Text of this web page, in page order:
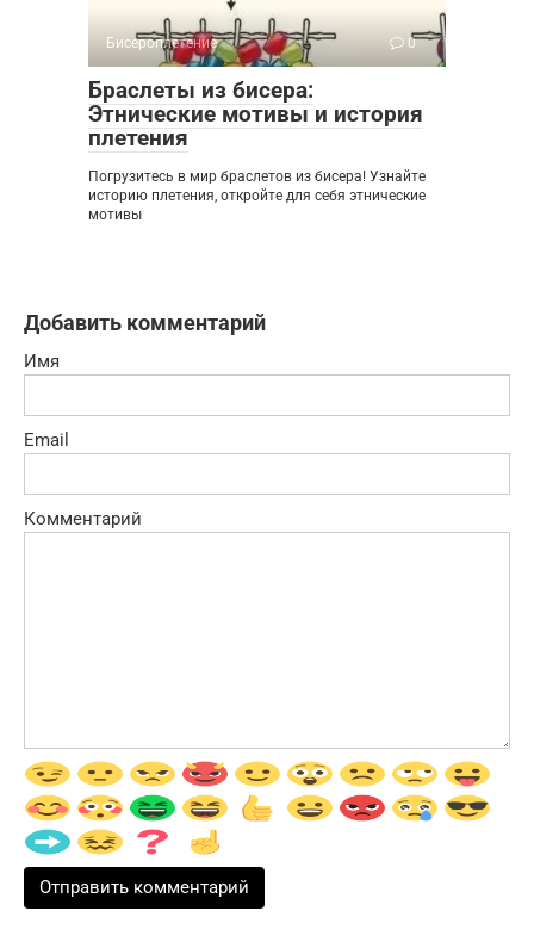
Бисероплетение 0
Браслеты из бисера:
Этнические мотивы и история
плетения
Погрузитесь в мир браслетов из бисера! Узнайте
историю плетения, откройте для себя этнические
мотивы
Добавить комментарий
Имя
Email
Комментарий